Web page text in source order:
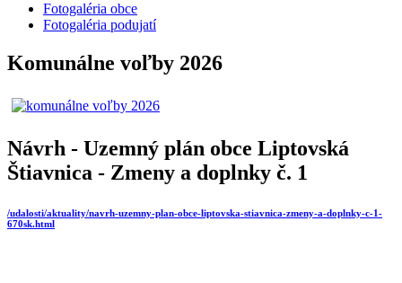
Fotogaléria obce
Fotogaléria podujatí
Komunálne voľby 2026
Návrh - Uzemný plán obce Liptovská
Štiavnica - Zmeny a doplnky č. 1
/udalosti/aktuality/navrh-uzemny-plan-obce-liptovska-stiavnica-zmeny-a-doplnky-c-1-
670sk.html